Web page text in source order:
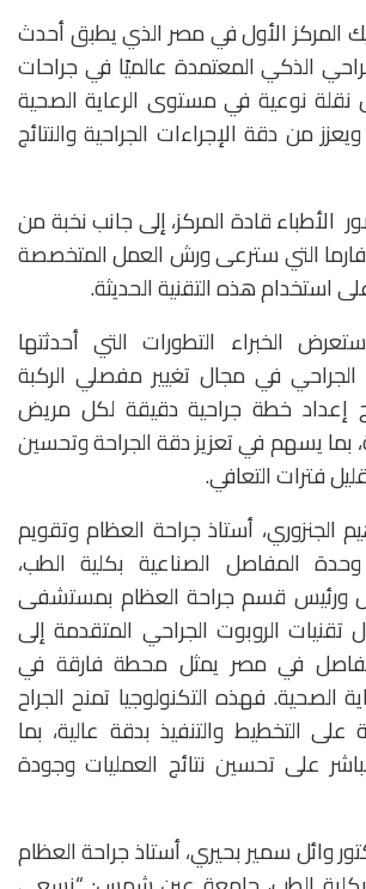
المركز الأول في مصر الذي يطبق أحدث
الذكي المعتمدة عالميًا في جراحات
نقلة نوعية في مستوى الرعاية الصحية
من دقة الإجراءات الجراحية والنتائج
الأطباء قادة المركز، إلى جانب نخبة من
التي سترعى ورش العمل المتخصصة
استخدام هذه التقنية الحديثة.
الخبراء التطورات التي أحدثتها
الجراحي في مجال تغيير مفصلي الركبة
إعداد خطة جراحية دقيقة لكل مريض
بما يسهم في تعزيز دقة الجراحة وتحسين
فترات التعافي.
الجنزوري، أستاذ جراحة العظام وتقويم
المفاصل الصناعية بكلية الطب،
قسم جراحة العظام بمستشفى
تقنيات الروبوت الجراحي المتقدمة إلى
في مصر يمثل محطة فارقة في
الصحية. فهذه التكنولوجيا تمنح الجراح
التخطيط والتنفيذ بدقة عالية، بما
على تحسين نتائج العمليات وجودة
وائل سمير بحيري، أستاذ جراحة العظام